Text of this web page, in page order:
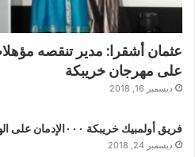
عثمان أشقرا: مدير تنقصه
على مهرجان خريبكة
ديسمبر 16, 2018
فريق أولمبيك خريبكة ٠٠٠الإدمان على الهزيمة
ديسمبر 24, 2018